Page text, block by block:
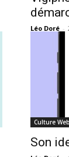
Léo Doré -
Culture Web
Son